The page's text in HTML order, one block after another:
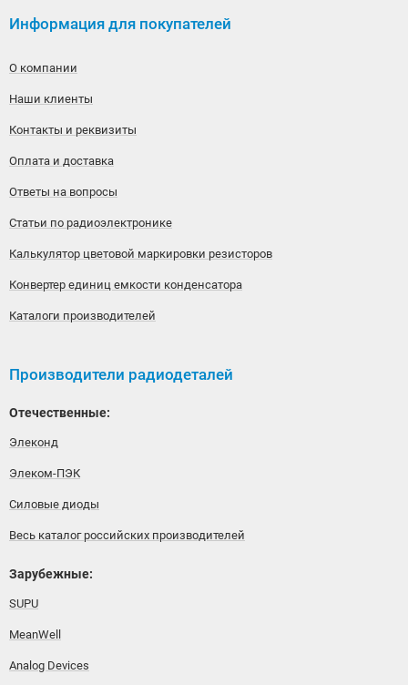
Информация для покупателей
О компании
Наши клиенты
Контакты и реквизиты
Оплата и доставка
Ответы на вопросы
Статьи по радиоэлектронике
Калькулятор цветовой маркировки резисторов
Конвертер единиц емкости конденсатора
Каталоги производителей
Производители радиодеталей
Отечественные:
Элеконд
Элеком-ПЭК
Силовые диоды
Весь каталог российских производителей
Зарубежные:
SUPU
MeanWell
Analog Devices